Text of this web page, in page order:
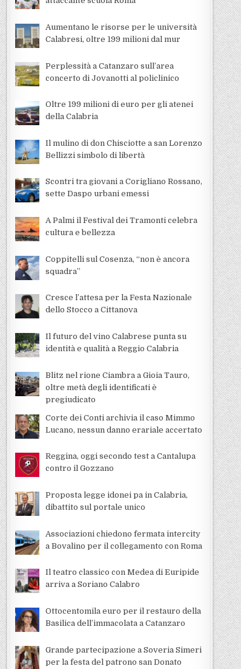
Aumentano le risorse per le università
Calabresi, oltre 199 milioni dal mur
Perplessità a Catanzaro sull’area
concerto di Jovanotti al policlinico
Oltre 199 milioni di euro per gli atenei
della Calabria
Il mulino di don Chisciotte a san Lorenzo
Bellizzi simbolo di libertà
Scontri tra giovani a Corigliano Rossano,
sette Daspo urbani emessi
A Palmi il Festival dei Tramonti celebra
cultura e bellezza
Coppitelli sul Cosenza, “non è ancora
squadra”
Cresce l’attesa per la Festa Nazionale
dello Stocco a Cittanova
Il futuro del vino Calabrese punta su
identità e qualità a Reggio Calabria
Blitz nel rione Ciambra a Gioia Tauro,
oltre metà degli identificati è
pregiudicato
Corte dei Conti archivia il caso Mimmo
Lucano, nessun danno erariale accertato
Reggina, oggi secondo test a Cantalupa
contro il Gozzano
Proposta legge idonei pa in Calabria,
dibattito sul portale unico
Associazioni chiedono fermata intercity
a Bovalino per il collegamento con Roma
Il teatro classico con Medea di Euripide
arriva a Soriano Calabro
Ottocentomila euro per il restauro della
Basilica dell’immacolata a Catanzaro
Grande partecipazione a Soveria Simeri
per la festa del patrono san Donato